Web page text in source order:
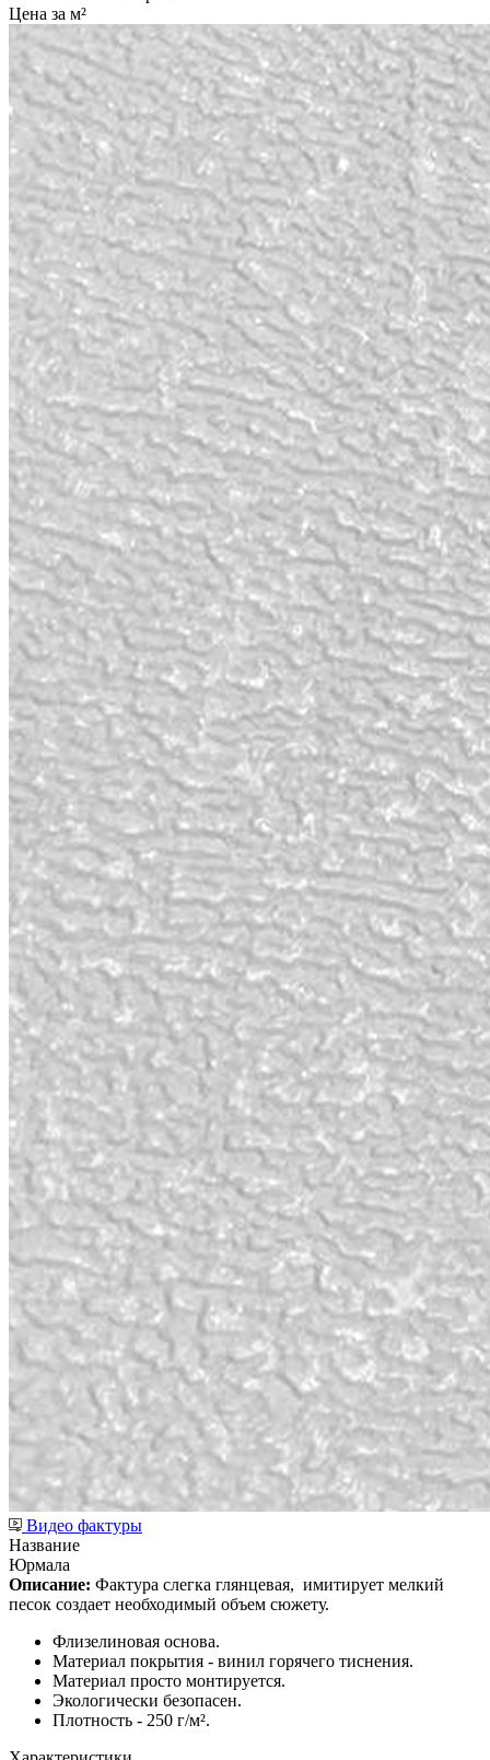
Цена за м²
Видео фактуры
Название
Юрмала
Описание: Фактура слегка глянцевая, имитирует мелкий
песок создает необходимый объем сюжету.
Флизелиновая основа.
Материал покрытия - винил горячего тиснения.
Материал просто монтируется.
Экологически безопасен.
Плотность - 250 г/м².